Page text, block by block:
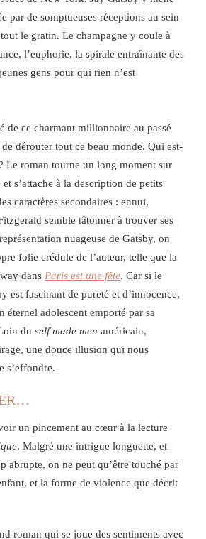
par de somptueuses réceptions au sein
tout le gratin. Le champagne y coule à
l’euphorie, la spirale entraînante des
gens pour qui rien n’est
de ce charmant millionnaire au passé
dérouter tout ce beau monde. Qui est-
Le roman tourne un long moment sur
s’attache à la description de petits
caractères secondaires : ennui,
semble tâtonner à trouver ses
nuageuse de Gatsby, on
folie crédule de l’auteur, telle que la
dans Paris est une fête. Car si le
est fascinant de pureté et d’innocence,
éternel adolescent emporté par sa
du self made men américain,
une douce illusion qui nous
s’effondre.
un pincement au cœur à la lecture
. Malgré une intrigue longuette, et
abrupte, on ne peut qu’être touché par
et la forme de violence que décrit
roman qui se joue des sentiments avec